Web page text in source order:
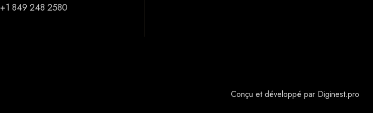
+1 849 248 2580
Conçu et développé par Diginest.pro